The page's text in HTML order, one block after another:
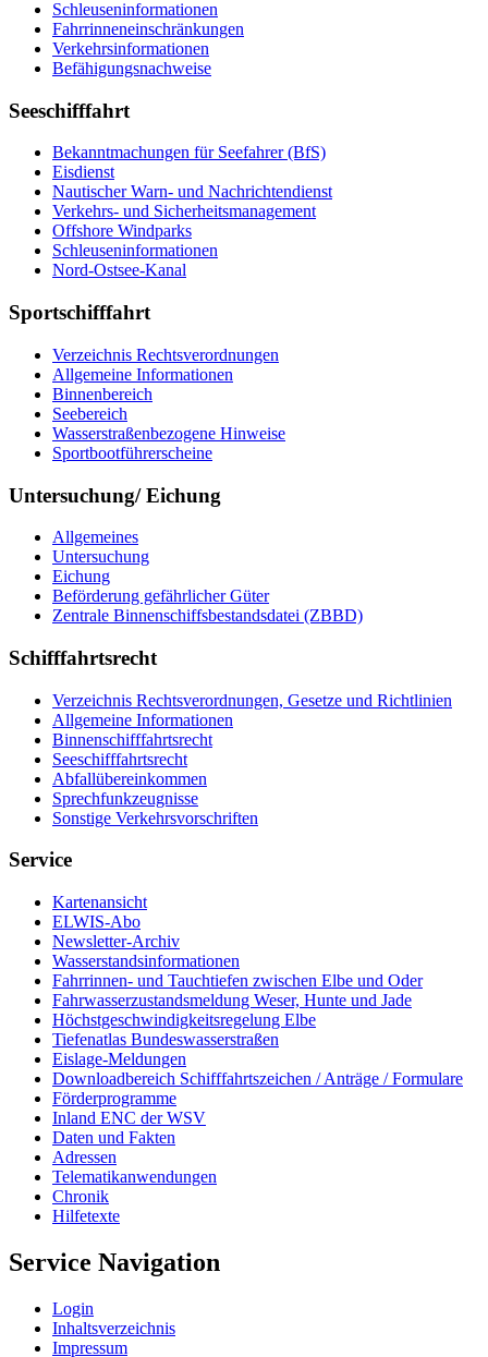
Schleuseninformationen
Fahrrinneneinschränkungen
Verkehrsinformationen
Befähigungsnachweise
Seeschifffahrt
Bekanntmachungen für Seefahrer (BfS)
Eisdienst
Nautischer Warn- und Nachrichtendienst
Verkehrs- und Sicherheitsmanagement
Offshore Windparks
Schleuseninformationen
Nord-Ostsee-Kanal
Sportschifffahrt
Verzeichnis Rechtsverordnungen
Allgemeine Informationen
Binnenbereich
Seebereich
Wasserstraßenbezogene Hinweise
Sportbootführerscheine
Untersuchung/ Eichung
Allgemeines
Untersuchung
Eichung
Beförderung gefährlicher Güter
Zentrale Binnenschiffsbestandsdatei (ZBBD)
Schifffahrtsrecht
Verzeichnis Rechtsverordnungen, Gesetze und Richtlinien
Allgemeine Informationen
Binnenschifffahrtsrecht
Seeschifffahrtsrecht
Abfallübereinkommen
Sprechfunkzeugnisse
Sonstige Verkehrsvorschriften
Service
Kartenansicht
ELWIS-Abo
Newsletter-Archiv
Wasserstandsinformationen
Fahrrinnen- und Tauchtiefen zwischen Elbe und Oder
Fahrwasserzustandsmeldung Weser, Hunte und Jade
Höchstgeschwindigkeitsregelung Elbe
Tiefenatlas Bundeswasserstraßen
Eislage-Meldungen
Downloadbereich Schifffahrtszeichen / Anträge / Formulare
Förderprogramme
Inland ENC der WSV
Daten und Fakten
Adressen
Telematikanwendungen
Chronik
Hilfetexte
Service Navigation
Login
Inhaltsverzeichnis
Impressum